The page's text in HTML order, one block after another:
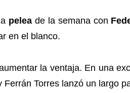
pelea de la semana con
en el blanco.
la ventaja. En una
Torres lanzó un largo